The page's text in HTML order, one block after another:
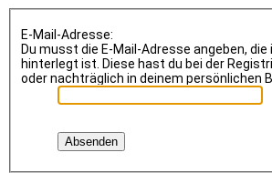
E-Mail-Adresse:
Du musst die E-Mail-Adresse angeben, die
hinterlegt ist. Diese hast du bei der
oder nachträglich in deinem persönlichen